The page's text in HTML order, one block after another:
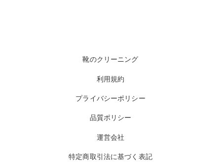
靴のクリーニング
利用規約
プライバシーポリシー
品質ポリシー
運営会社
特定商取引法に基づく表記